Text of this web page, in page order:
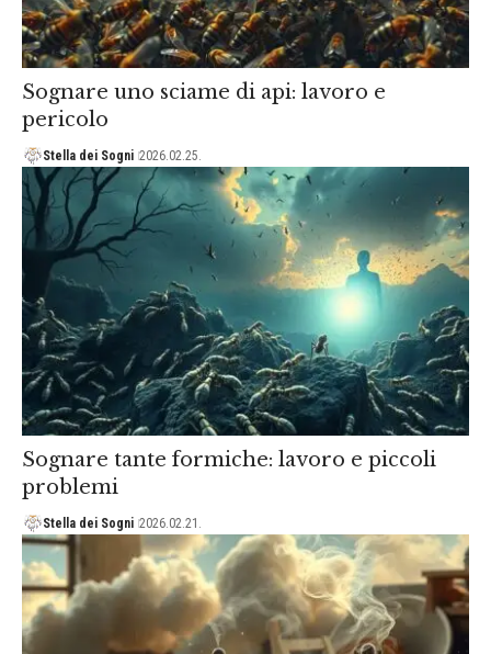
Sognare uno sciame di api: lavoro e
pericolo
Stella dei Sogni 2026.02.25.
Sognare tante formiche: lavoro e piccoli
problemi
Stella dei Sogni 2026.02.21.